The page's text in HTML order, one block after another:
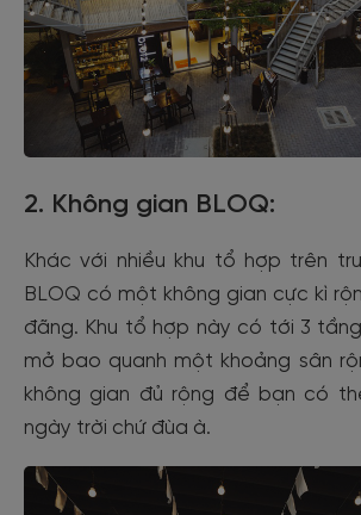
2. Không gian BLOQ:
Khác với nhiều khu tổ hợp trên
BLOQ có một không gian cực kì
đãng. Khu tổ hợp này có tới 3
mở bao quanh một khoảng sân
không gian đủ rộng để bạn có
ngày trời chứ đùa à.